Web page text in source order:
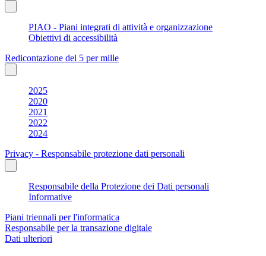
PIAO - Piani integrati di attività e organizzazione
Obiettivi di accessibilità
Redicontazione del 5 per mille
2025
2020
2021
2022
2024
Privacy - Responsabile protezione dati personali
Responsabile della Protezione dei Dati personali
Informative
Piani triennali per l'informatica
Responsabile per la transazione digitale
Dati ulteriori